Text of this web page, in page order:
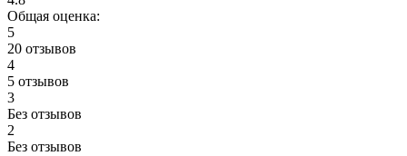
Общая оценка:
5
20 отзывов
4
5 отзывов
3
Без отзывов
2
Без отзывов